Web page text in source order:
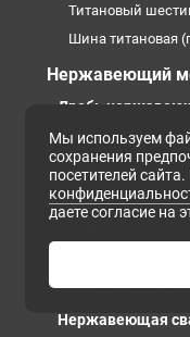
Титановый
Шина титановая
Нержавеющий
Дробь
Капиллярная
Нержавеющая
Нержавеющая
Нержавеющая
Нержавеющая
Нержавеющая
Мы используем
сохранения
посетителей
даете согласие на